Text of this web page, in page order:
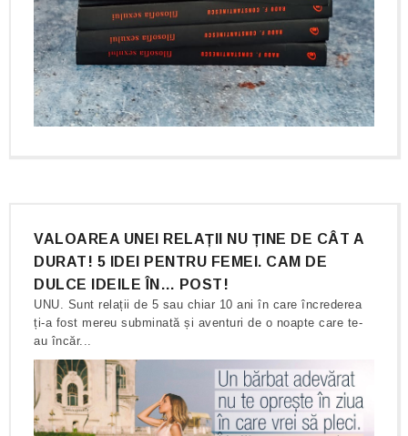
VALOAREA UNEI RELAȚII NU ȚINE DE CÂT A
DURAT! 5 IDEI PENTRU FEMEI. CAM DE
DULCE IDEILE ÎN… POST!
UNU. Sunt relații de 5 sau chiar 10 ani în care încrederea
ți-a fost mereu subminată și aventuri de o noapte care te-
au încăr...